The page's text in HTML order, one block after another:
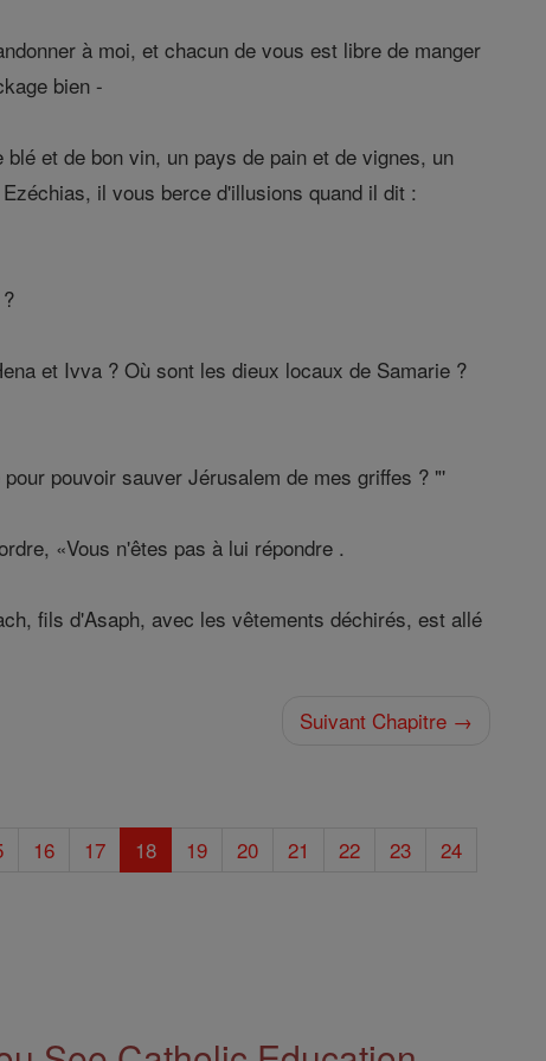
à moi, et chacun de vous est libre de manger
bien -
et de bon vin, un pays de pain et de vignes, un
il vous berce d'illusions quand il dit :
et Ivva ? Où sont les dieux locaux de Samarie ?
pouvoir sauver Jérusalem de mes griffes ? "'
«Vous n'êtes pas à lui répondre .
fils d'Asaph, avec les vêtements déchirés, est allé
Suivant Chapitre →
16 17 18 19 20 21 22 23
24